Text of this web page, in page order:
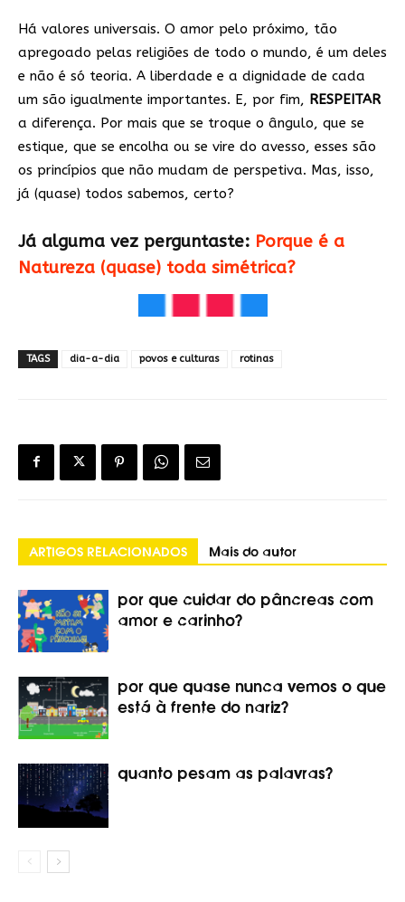
Há valores universais. O amor pelo próximo, tão
apregoado pelas religiões de todo o mundo, é um deles
e não é só teoria. A liberdade e a dignidade de cada
um são igualmente importantes. E, por fim, RESPEITAR
a diferença. Por mais que se troque o ângulo, que se
estique, que se encolha ou se vire do avesso, esses são
os princípios que não mudam de perspetiva. Mas, isso,
já (quase) todos sabemos, certo?
Já alguma vez perguntaste: Porque é a
Natureza (quase) toda simétrica?
TAGS dia-a-dia povos e culturas rotinas
ARTIGOS RELACIONADOS Mais do autor
por que cuidar do pâncreas com
amor e carinho?
por que quase nunca vemos o que
está à frente do nariz?
quanto pesam as palavras?